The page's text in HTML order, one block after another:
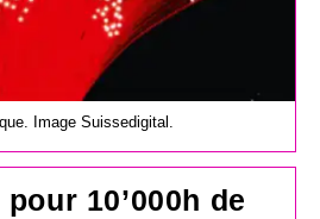
Image Suissedigital.
10’000h de